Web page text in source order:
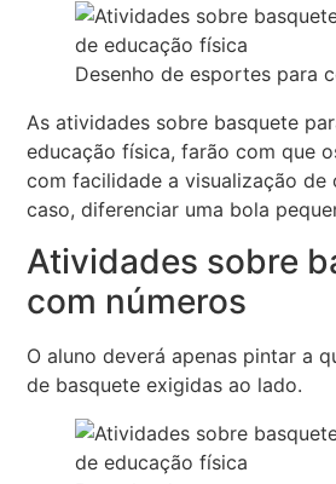
Desenho de esportes para
As atividades sobre basquete
educação física, farão com que
com facilidade a visualização de
caso, diferenciar uma bola
Atividades sobre
com números
O aluno deverá apenas pintar a
de basquete exigidas ao lado.